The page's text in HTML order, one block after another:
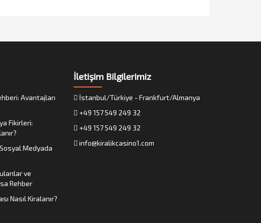
Avantajları
Fikirleri:
Medyada
ve
Rehber
Nasıl Kiralanır?
İletişim Bilgilerimiz
İstanbul/Türkiye - Frankfurt/Almanya
+49 157 549 249 32
+49 157 549 249 32
info@kiralikcasino1.com